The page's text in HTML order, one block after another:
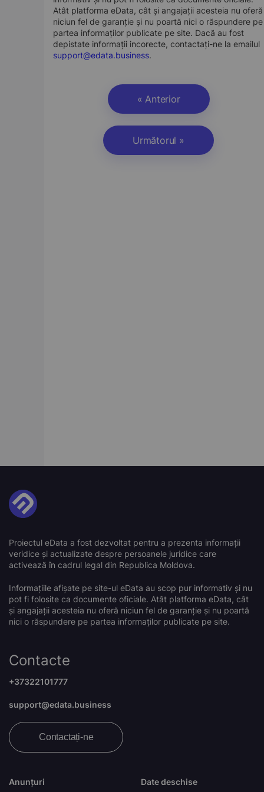
Atât platforma eData, cât și angajații acesteia nu oferă
niciun fel de garanție și nu poartă nici o răspundere pe
partea informaților publicate pe site. Dacă au fost
depistate informații incorecte, contactați-ne la emailul
support@edata.business.
« Anterior
Următorul »
Proiectul eData a fost dezvoltat pentru a prezenta informații
veridice și actualizate despre persoanele juridice care
activează în cadrul legal din Republica Moldova.
Informațiile afișate pe site-ul eData au scop pur informativ și nu
pot fi folosite ca documente oficiale. Atât platforma eData, cât
și angajații acesteia nu oferă niciun fel de garanție și nu poartă
nici o răspundere pe partea informaților publicate pe site.
Anunțuri Date deschise
Contacte
+37322101777
support@edata.business
Contactați-ne